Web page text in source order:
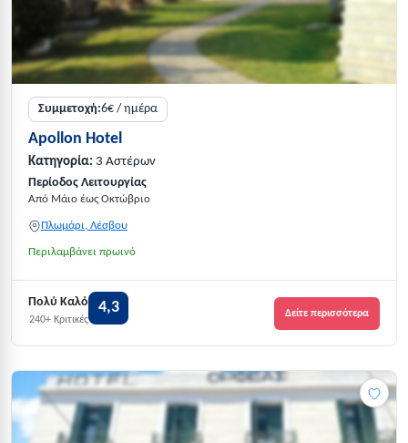
Συμμετοχή:6€ / ημέρα
Apollon Hotel
Κατηγορία: 3 Αστέρων
Περίοδος Λειτουργίας
Από Μάιο έως Οκτώβριο
Πλωμάρι, Λέσβου
Περιλαμβάνει πρωινό
Πολύ Καλό
240+ Κριτικές
4,3 Δείτε περισσότερα